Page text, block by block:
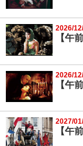
2026/
【午
2026/
【午
2027/
【午